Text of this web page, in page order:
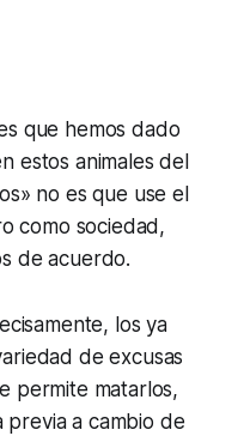
que hemos dado
estos animales del
no es que use el
como sociedad,
de acuerdo.
los ya
de excusas
permite matarlos,
previa a cambio de